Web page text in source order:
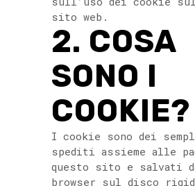
sito web.
2. COSA
SONO I
COOKIE?
I cookie sono dei
spediti assieme alle
questo sito e salvati
browser sul disco